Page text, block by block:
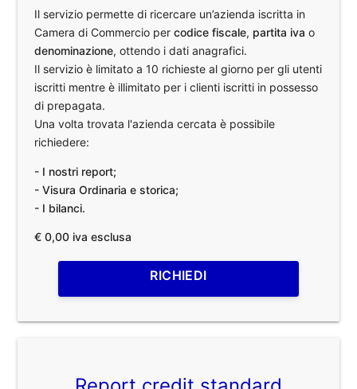
Il servizio permette di ricercare un’azienda iscritta in
Camera di Commercio percodice fiscale, partita iva o
denominazione, ottendo i dati anagrafici.
Il servizio è limitato a 10 richieste al giorno per gli utenti
iscritti mentre è illimitato per i clienti iscritti in possesso
di prepagata.
Una volta trovata l'azienda cercata è possibile
richiedere:
- I nostri report;
- Visura Ordinaria e storica;
- I bilanci.
€ 0,00 iva esclusa
RICHIEDI